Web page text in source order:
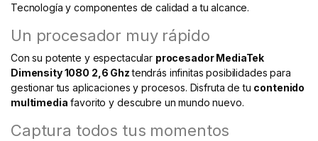
Tecnología y componentes de calidad a tu alcance.
Un procesador muy rápido
Con su potente y espectacular procesador MediaTek
Dimensity 1080 2,6 Ghztendrás infinitas posibilidades para
gestionar tus aplicaciones y procesos. Disfruta de tu contenido
multimedia favorito y descubre un mundo nuevo.
Captura todos tus momentos